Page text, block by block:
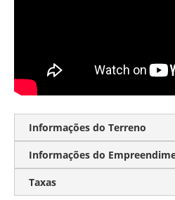
Informações do Terreno
Lounge Sala de Reunião
Salão de festas
Informações do
Guarita de segurança
Taxas